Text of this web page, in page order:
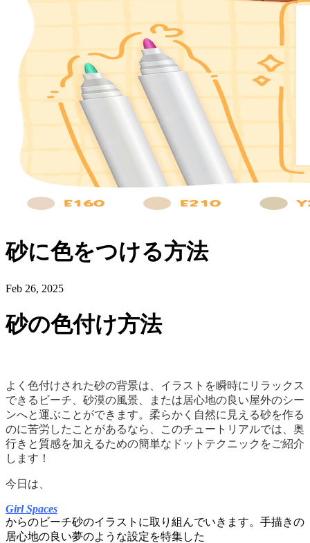
砂に色をつける方法
Feb 26, 2025
砂の色付け方法
よく色付けされた砂の背景は、イラストを瞬時にリラックス
できるビーチ、砂漠の風景、または居心地の良い屋外のシー
ンへと運ぶことができます。柔らかく自然に見える砂を作る
のに苦労したことがあるなら、このチュートリアルでは、奥
行きと質感を加えるための簡単なドットテクニックをご紹介
します！
今日は、
Girl Spaces
からのビーチ砂のイラストに取り組んでいきます。手描きの
居心地の良い夢のような設定を特集した